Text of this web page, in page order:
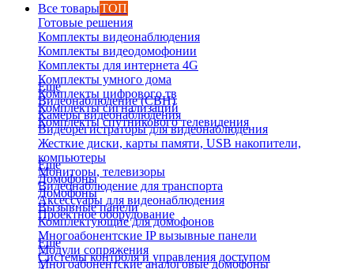
Все товарыТОП
Готовые решения
Комплекты видеонаблюдения
Комплекты видеодомофонии
Комплекты для интернета 4G
Комплекты умного дома
Комплекты цифрового тв
Комплекты сигнализаций
Комплекты спутникового телевидения
Еще
Видеонаблюдение (СВН)
Камеры видеонаблюдения
Видеорегистраторы для видеонаблюдения
Жесткие диски, карты памяти, USB накопители,
компьютеры
Мониторы, телевизоры
Видеонаблюдение для транспорта
Аксессуары для видеонаблюдения
Проектное оборудование
Еще
Домофоны
Домофоны
Вызывные панели
Комплектующие для домофонов
Многоабонентские IP вызывные панели
Модули сопряжения
Многоабонентские аналоговые домофоны
Еще
Системы контроля и управления доступом